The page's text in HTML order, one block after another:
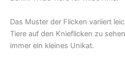
Das Muster der Flicken variiert
Tiere auf den Knieflicken zu
immer ein kleines Unikat.